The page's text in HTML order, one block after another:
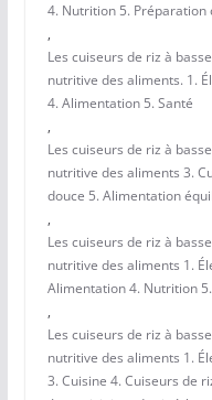
4. Nutrition 5. Préparation
,
Les cuiseurs de riz à
nutritive des aliments. 1.
4. Alimentation 5. Santé
,
Les cuiseurs de riz à
nutritive des aliments 3.
douce 5. Alimentation
,
Les cuiseurs de riz à
nutritive des aliments 1.
Alimentation 4. Nutrition
,
Les cuiseurs de riz à
nutritive des aliments 1.
3. Cuisine 4. Cuiseurs de